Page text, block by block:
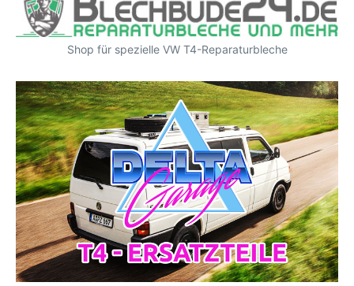
Shop für spezielle VW T4-Reparaturbleche